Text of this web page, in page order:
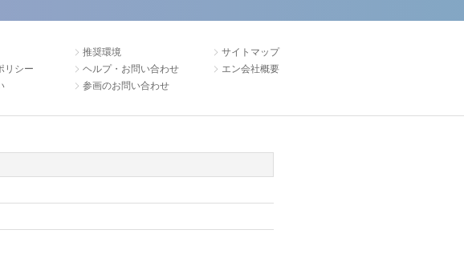
リシー
推奨環境
ヘルプ・お問い合わせ
参画のお問い合わせ
サイトマップ
エン会社概要